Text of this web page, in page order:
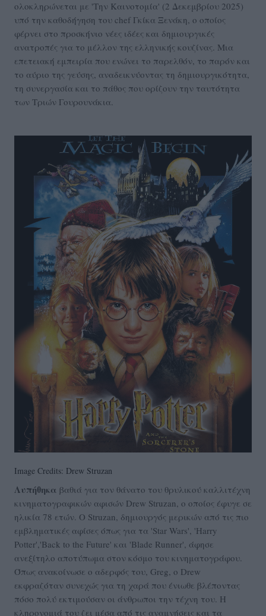
ολοκληρώνεται με 'Την Καινοτομία' (2 Δεκεμβρίου 2025)
υπό την καθοδήγηση του chef Γκίκα Ξενάκη, ο οποίος
φέρνει στο προσκήνιο νέες ιδέες και δημιουργικές
ανατροπές για το μέλλον της ελληνικής κουζίνας. Μια
επετειακή εμπειρία που ενώνει το παρελθόν, το παρόν και
το αύριο της γεύσης, αναδεικνύοντας τη δημιουργικότητα,
τη συνεργασία και το πάθος που ορίζουν την ταυτότητα
των Τριών Γουρουνάκια.
Image Credits: Drew Struzan
Λυπήθηκα βαθιά για τον θάνατο του θρυλικού καλλιτέχνη
κινηματογραφικών αφισών Drew Struzan, ο οποίος έφυγε σε
ηλικία 78 ετών. Ο Struzan, δημιουργός μερικών από τις πιο
εμβληματικές αφίσες όπως για τα 'Star Wars', 'Harry
Potter','Back to the Future' και 'Blade Runner', άφησε
ανεξίτηλο αποτύπωμα στον κόσμο του κινηματογράφου.
Όπως ανακοίνωσε ο αδερφός του, Greg, ο Drew
εκφραζόταν συνεχώς για τη χαρά που ένιωθε βλέποντας
πόσο πολύ εκτιμούσαν οι άνθρωποι την τέχνη του. Η
κληρονομιά του ζει μέσα από τις αναμνήσεις και τα